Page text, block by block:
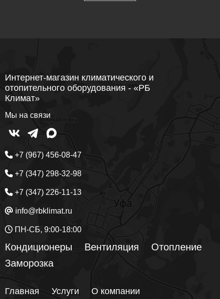
Интернет-магазин климатического и
отопительного оборудования - «РБ
Климат»
Мы на связи
+7 (967) 456-08-47
+7 (347) 298-32-98
+7 (347) 226-11-13
info@rbklimat.ru
ПН-СБ, 9:00-18:00
Кондиционеры Вентиляция
Отопление
Заморозка
Главная Услуги О компании